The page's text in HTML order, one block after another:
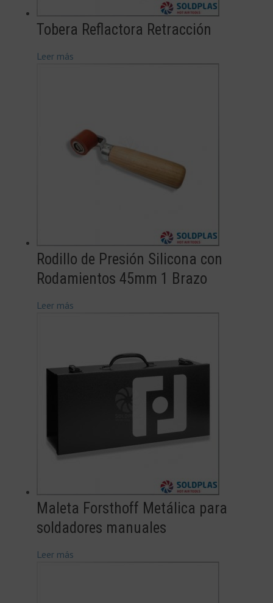
Tobera Reflactora Retracción
Leer más
Rodillo de Presión Silicona con
Rodamientos 45mm 1 Brazo
Leer más
Maleta Forsthoff Metálica para
soldadores manuales
Leer más